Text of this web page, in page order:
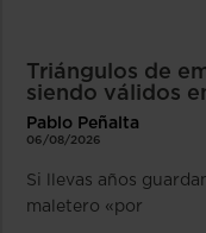
Triángulos de
siendo válidos
Pablo Peñalta
06/08/2026
Si llevas años
maletero «por